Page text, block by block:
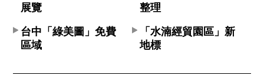
展覽
整理
台中「綠美圖」免費
區域
「水湳經貿園區」新
地標